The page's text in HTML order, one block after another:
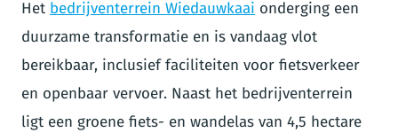
Het bedrijventerrein Wiedauwkaai onderging een
duurzame transformatie en is vandaag vlot
bereikbaar, inclusief faciliteiten voor fietsverkeer
en openbaar vervoer. Naast het bedrijventerrein
ligt een groene fiets- en wandelas van 4,5 hectare